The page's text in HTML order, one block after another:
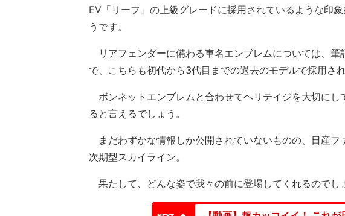
EV「リーフ」の上級グレードに採用されているような印
うです。
リアフェンダーに備わる車名エンブレムについては、筆
で、こちらも初代から3代目までの過去のモデルで採用さ
ボンネットエンブレムと合わせてヘリテイジを大切にし
ると言えるでしょう。
まだわずかな情報しか公開されていないものの、日産フ
次期型スカイライン。
果たして、どんな姿で我々の前に登場してくれるのでし